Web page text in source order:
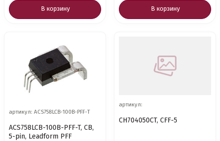
В корзину В корзину
артикул: ACS758LCB-100B-PFF-T
ACS758LCB-100B-PFF-T, CB,
5-pin, Leadform PFF
артикул:
CH704050CT, CFF-5